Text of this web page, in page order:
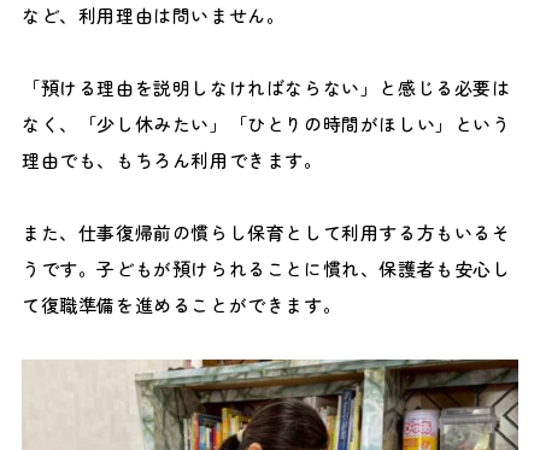
など、利用理由は問いません。
「預ける理由を説明しなければならない」と感じる必要は
なく、「少し休みたい」「ひとりの時間がほしい」という
理由でも、もちろん利用できます。
また、仕事復帰前の慣らし保育として利用する方もいるそ
うです。子どもが預けられることに慣れ、保護者も安心し
て復職準備を進めることができます。